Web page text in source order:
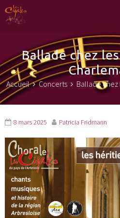
Les
Ballade chez
Accueil Concerts Ballade
8 mars 2025 Patricia Fridmann